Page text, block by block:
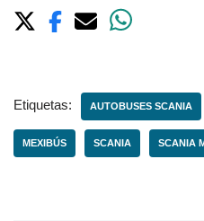
Etiquetas: AUTOBUSES SCANIA
MEXIBÚS SCANIA SCANIA